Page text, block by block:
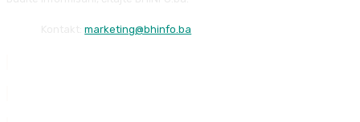
Kontakt:marketing@bhinfo.ba